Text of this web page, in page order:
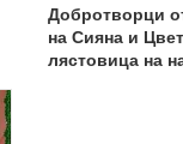
Добротворци
на Сияна и
лястовица на